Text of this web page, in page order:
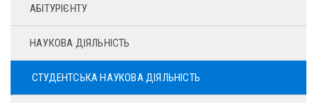
АБІТУРІЄНТУ
НАУКОВА ДІЯЛЬНІСТЬ
СТУДЕНТСЬКА НАУКОВА ДІЯЛЬНІСТЬ